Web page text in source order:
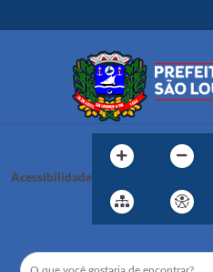
Acessibilidade